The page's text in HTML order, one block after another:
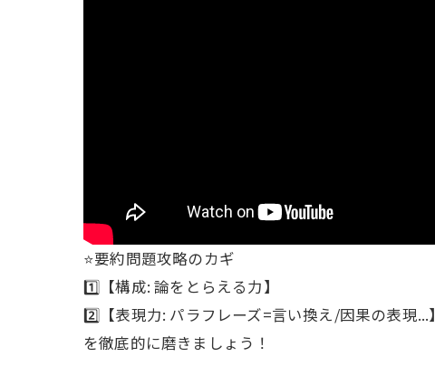
⭐️要約問題攻略のカギ
1️⃣【構成: 論をとらえる力】
2️⃣【表現力: パラフレーズ=言い換え/因果の表現...】
を徹底的に磨きましょう！